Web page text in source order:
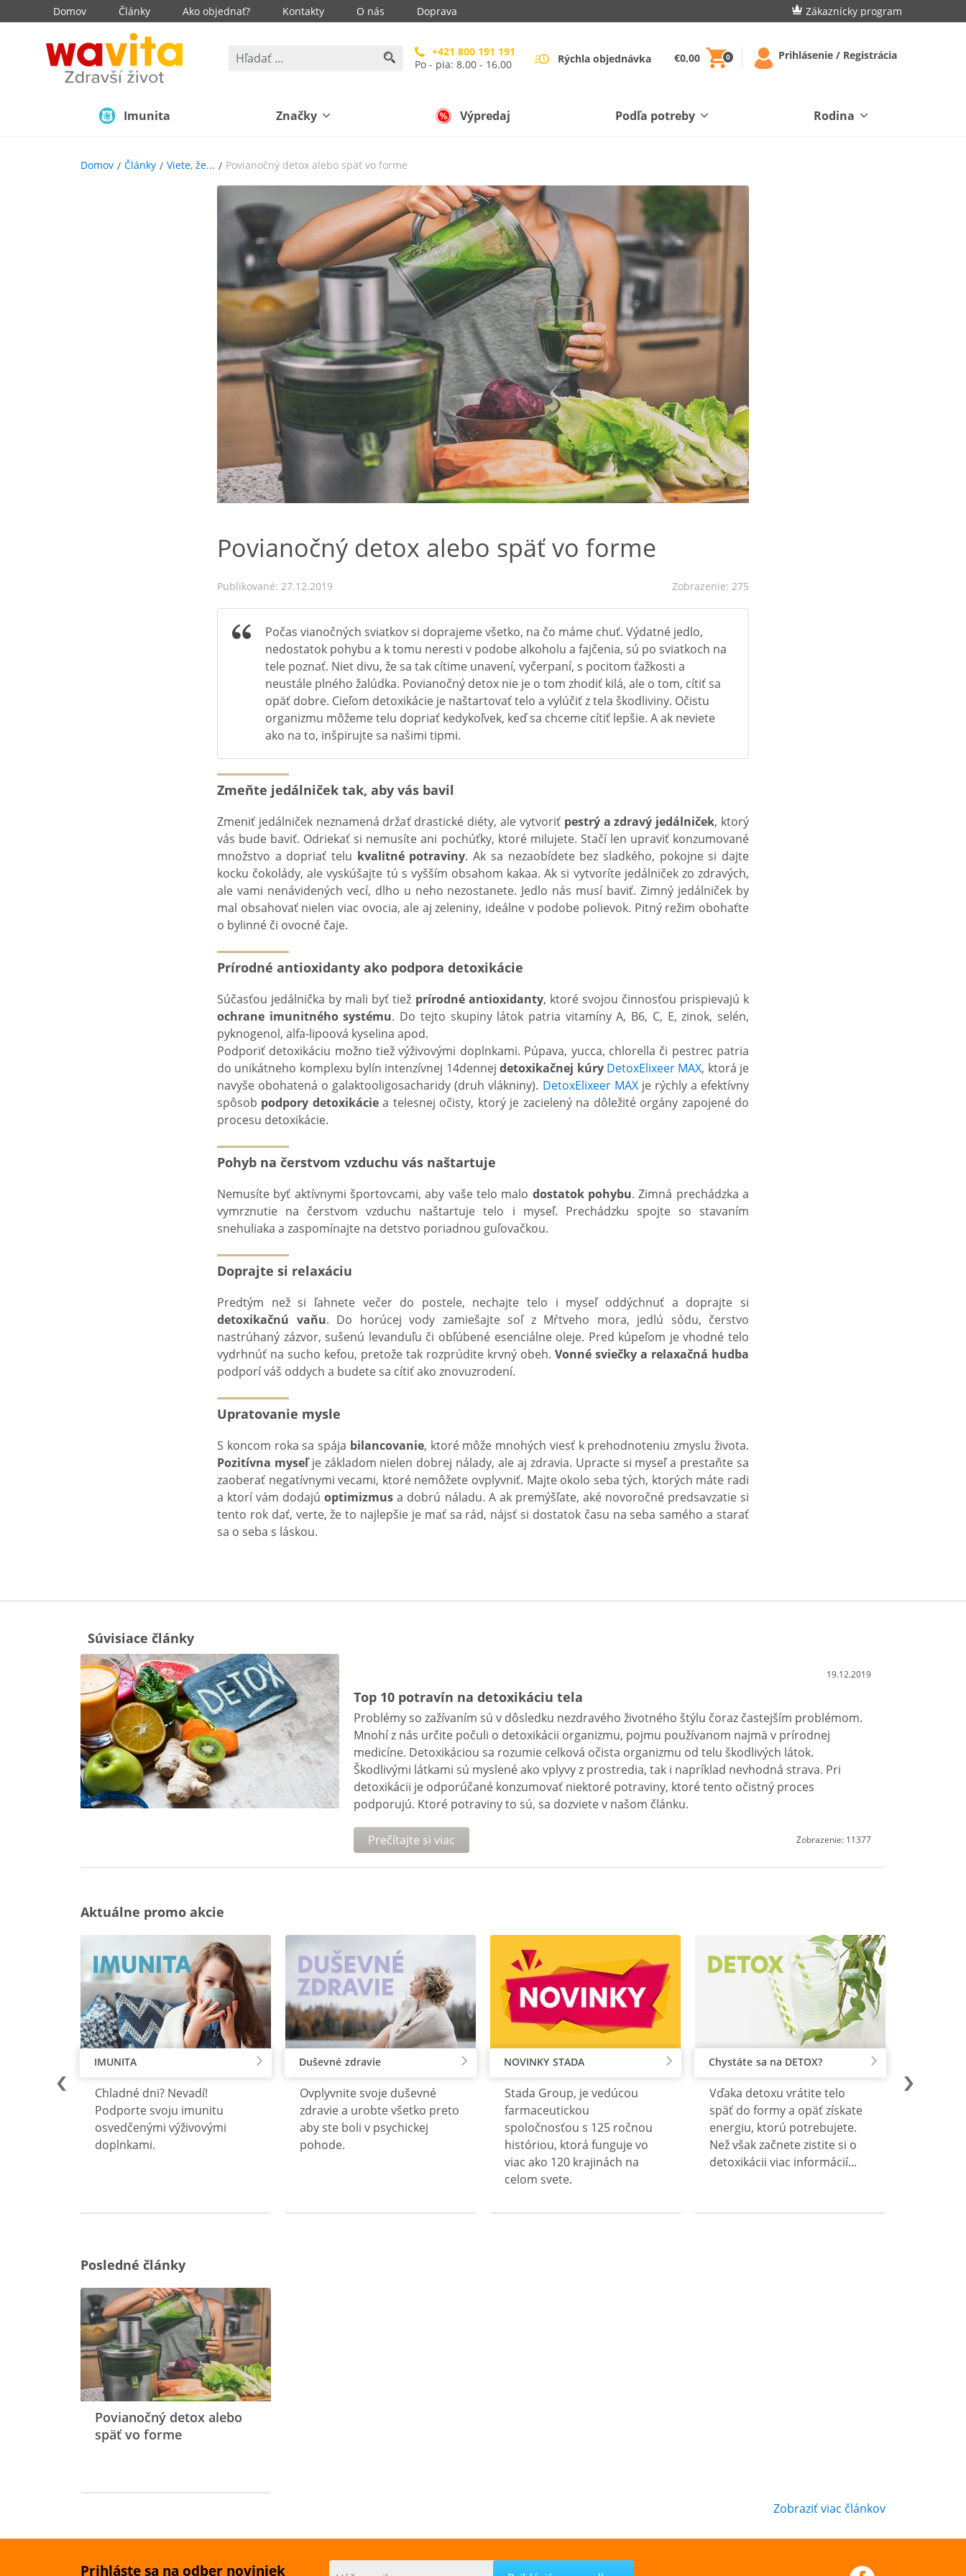
Domov Články Ako objednať? Kontakty O nás Doprava Zákaznícky program
+421 800 191 191
Po - pia: 8.00 - 16.00
Rýchla objednávka €0,00 0 Prihlásenie / Registrácia
Imunita Značky Výpredaj Podľa potreby Rodina
Domov Články Viete, že... Povianočný detox alebo späť vo forme
Povianočný detox alebo späť vo forme
Publikované: 27.12.2019 Zobrazenie: 275
Počas vianočných sviatkov si doprajeme všetko, na čo máme chuť. Výdatné jedlo,
nedostatok pohybu a k tomu neresti v podobe alkoholu a fajčenia, sú po sviatkoch na
tele poznať. Niet divu, že sa tak cítime unavení, vyčerpaní, s pocitom ťažkosti a
neustále plného žalúdka. Povianočný detox nie je o tom zhodiť kilá, ale o tom, cítiť sa
opäť dobre. Cieľom detoxikácie je naštartovať telo a vylúčiť z tela škodliviny. Očistu
organizmu môžeme telu dopriať kedykoľvek, keď sa chceme cítiť lepšie. A ak neviete
ako na to, inšpirujte sa našimi tipmi.
Zmeňte jedálniček tak, aby vás bavil
Zmeniť jedálniček neznamená držať drastické diéty, ale vytvoriť pestrý a zdravý jedálniček, ktorý
vás bude baviť. Odriekať si nemusíte ani pochúťky, ktoré milujete. Stačí len upraviť konzumované
množstvo a dopriať telu kvalitné potraviny. Ak sa nezaobídete bez sladkého, pokojne si dajte
kocku čokolády, ale vyskúšajte tú s vyšším obsahom kakaa. Ak si vytvoríte jedálniček zo zdravých,
ale vami nenávidených vecí, dlho u neho nezostanete. Jedlo nás musí baviť. Zimný jedálniček by
mal obsahovať nielen viac ovocia, ale aj zeleniny, ideálne v podobe polievok. Pitný režim obohaťte
o bylinné či ovocné čaje.
Prírodné antioxidanty ako podpora detoxikácie
Súčasťou jedálnička by mali byť tiež prírodné antioxidanty, ktoré svojou činnosťou prispievajú k
ochrane imunitného systému. Do tejto skupiny látok patria vitamíny A, B6, C, E, zinok, selén,
pyknogenol, alfa-lipoová kyselina apod.
Podporiť detoxikáciu možno tiež výživovými doplnkami. Púpava, yucca, chlorella či pestrec patria
do unikátneho komplexu bylín intenzívnej 14dennejdetoxikačnej kúry DetoxElixeer MAX, ktorá je
navyše obohatená o galaktooligosacharidy (druh vlákniny). DetoxElixeer MAXje rýchly a efektívny
spôsob podpory detoxikáciea telesnej očisty, ktorý je zacielený na dôležité orgány zapojené do
procesu detoxikácie.
Pohyb na čerstvom vzduchu vás naštartuje
Nemusíte byť aktívnymi športovcami, aby vaše telo malo dostatok pohybu. Zimná prechádzka a
vymrznutie na čerstvom vzduchu naštartuje telo i myseľ. Prechádzku spojte so stavaním
snehuliaka a zaspomínajte na detstvo poriadnou guľovačkou.
Doprajte si relaxáciu
Predtým než si ľahnete večer do postele, nechajte telo i myseľ oddýchnuť a doprajte si
detoxikačnú vaňu. Do horúcej vody zamiešajte soľ z Mŕtveho mora, jedlú sódu, čerstvo
nastrúhaný zázvor, sušenú levanduľu či obľúbené esenciálne oleje. Pred kúpeľom je vhodné telo
vydrhnúť na sucho kefou, pretože tak rozprúdite krvný obeh. Vonné sviečky a relaxačná hudba
podporí váš oddych a budete sa cítiť ako znovuzrodení.
Upratovanie mysle
S koncom roka sa spája bilancovanie, ktoré môže mnohých viesť k prehodnoteniu zmyslu života.
Pozitívna myseľje základom nielen dobrej nálady, ale aj zdravia. Upracte si myseľ a prestaňte sa
zaoberať negatívnymi vecami, ktoré nemôžete ovplyvniť. Majte okolo seba tých, ktorých máte radi
a ktorí vám dodajúoptimizmus a dobrú náladu. A ak premýšľate, aké novoročné predsavzatie si
tento rok dať, verte, že to najlepšie je mať sa rád, nájsť si dostatok času na seba samého a starať
sa o seba s láskou.
Súvisiace články
19.12.2019
Top 10 potravín na detoxikáciu tela
Problémy so zažívaním sú v dôsledku nezdravého životného štýlu čoraz častejším problémom.
Mnohí z nás určite počuli o detoxikácii organizmu, pojmu používanom najmä v prírodnej
medicíne. Detoxikáciou sa rozumie celková očista organizmu od telu škodlivých látok.
Škodlivými látkami sú myslené ako vplyvy z prostredia, tak i napríklad nevhodná strava. Pri
detoxikácii je odporúčané konzumovať niektoré potraviny, ktoré tento očistný proces
podporujú. Ktoré potraviny to sú, sa dozviete v našom článku.
Prečítajte si viac Zobrazenie: 11377
Aktuálne promo akcie
IMUNITA
Chladné dni? Nevadí!
Podporte svoju imunitu
osvedčenými výživovými
doplnkami.
Duševné zdravie
Ovplyvnite svoje duševné
zdravie a urobte všetko preto
aby ste boli v psychickej
pohode.
NOVINKY STADA
Stada Group, je vedúcou
farmaceutickou
spoločnosťou s 125 ročnou
históriou, ktorá funguje vo
viac ako 120 krajinách na
celom svete.
Chystáte sa na DETOX?
Vďaka detoxu vrátite telo
späť do formy a opäť získate
energiu, ktorú potrebujete.
Než však začnete zistite si o
detoxikácii viac informácií...
Posledné články
Povianočný detox alebo
späť vo forme
Zobraziť viac článkov
Prihláste sa na odber noviniek